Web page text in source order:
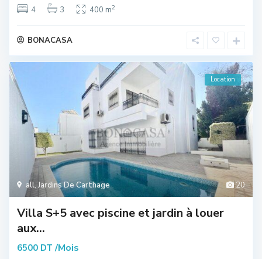
4
3 400 m2
BONACASA
20
all,Jardins De Carthage
Location
Villa S+5 avec piscine et jardin à louer
aux...
6500 DT /Mois